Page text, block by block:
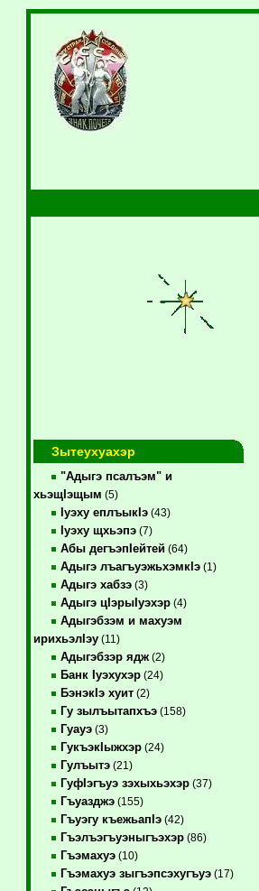
Зытеухуахэр
"Адыгэ псалъэм" и
хьэщIэщым (5)
Iуэху еплъыкIэ(43)
Iуэху щхьэпэ(7)
Абы дегъэпIейтей(64)
Адыгэ лъагъуэжьхэмкIэ(1)
Адыгэ хабзэ(3)
Адыгэ цIэрыIуэхэр(4)
Адыгэбзэм и махуэм
ирихьэлIэу(11)
Адыгэбзэр ядж(2)
Банк Iуэхухэр(24)
БэнэкIэ хуит(2)
Гу зылъытапхъэ(158)
Гуауэ(3)
ГукъэкIыжхэр(24)
Гулъытэ(21)
ГуфIэгъуэ зэхыхьэхэр(37)
Гъуазджэ(155)
Гъуэгу къежьапIэ(42)
Гъэлъэгъуэныгъэхэр(86)
Гъэмахуэ(10)
Гъэмахуэ зыгъэпсэхугъуэ(17)